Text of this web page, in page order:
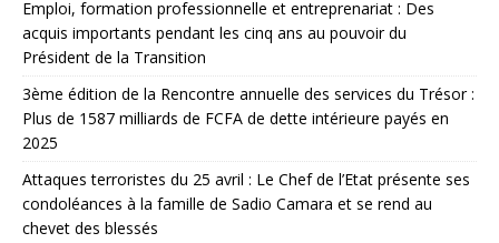
Emploi, formation professionnelle et entreprenariat : Des
acquis importants pendant les cinq ans au pouvoir du
Président de la Transition
3ème édition de la Rencontre annuelle des services du Trésor :
Plus de 1587 milliards de FCFA de dette intérieure payés en
2025
Attaques terroristes du 25 avril : Le Chef de l’Etat présente ses
condoléances à la famille de Sadio Camara et se rend au
chevet des blessés